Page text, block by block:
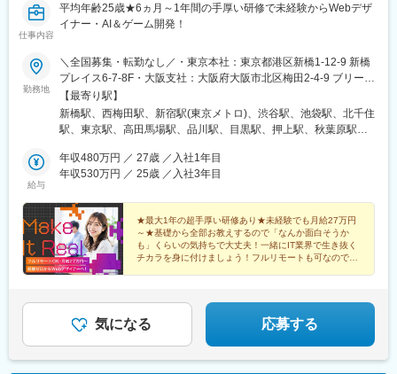
仕事内容
平均年齢25歳★6ヵ月～1年間の手厚い研修で未経験からWebデザ
イナー・AI＆ゲーム開発！
勤務地
＼全国募集・転勤なし／・東京本社：東京都港区新橋1-12-9 新橋
プレイス6-7-8F・大阪支社：大阪府大阪市北区梅田2-4-9 ブリーゼ
タワー1-2F・他各地のプロジェクト先※勤務地は希望を最大限考慮
して決定します。※転勤なし、Uターン・Iターン歓迎※実務経験者
（即戦力枠）の方は、フルリモート（完全在宅勤務）OKです。
田線「内幸町駅」より徒歩5分ゆりかもめ「汐留駅」より徒歩7
分・大阪支社JR各線「大阪駅」「梅田駅」より徒歩6分
市線「北新地駅」より徒歩3分
【最寄り駅】
新橋駅、西梅田駅、新宿駅(東京メトロ)、渋谷駅、池袋駅、北千住
駅、東京駅、高田馬場駅、品川駅、目黒駅、押上駅、秋葉原駅、
都)、中野駅(東京都)、大門駅(東京都)、有楽町駅、吉祥寺駅、西日
暮里駅(舎人ライナー)、五反田駅、田町駅(東京都)、中目黒駅、日
神保町駅、国分寺駅、立川駅、飯田橋駅、市ケ谷駅、小竹向原
駅、錦糸町駅、二子玉川駅、四ツ谷駅、自由が丘駅、新木場駅、
森下駅(東京都)、九段下駅、三軒茶屋駅、荻窪駅、春日駅(東京
都)、日本橋駅(東京都)、下北沢駅、神田駅(東京都)、西葛西駅、葛
西駅、天王洲アイル駅、豊洲駅、門前仲町駅、東陽町駅、原宿
駅、六本木駅、麻布十番駅、赤坂駅(東京都)、虎ノ門駅、白金台
駅、人形町駅、銀座駅、勝どき駅、石神井公園駅、光が丘駅、目
白駅、横浜駅、武蔵小杉駅、日吉駅(神奈川県)、溝の口駅、川崎
給与
年収480万円 ／ 27歳 ／入社1年目
年収530万円 ／ 25歳 ／入社3年目
★最大1年の超手厚い研修あり★未経験でも月給27万円
～★基礎から全部お教えするので「なんか面白そうか
も」くらいの気持ちで大丈夫！一緒にIT業界で生き抜く
チカラを身に付けましょう！フルリモートも可なので、
気になる 応募する